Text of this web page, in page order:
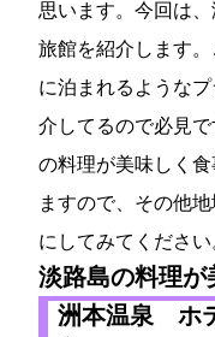
思います。今回は
旅館を紹介します
に泊まれるような
介してるので必見
の料理が美味しく
ますので、その他
にしてみてください
淡路島の料理が
洲本温泉 ホ